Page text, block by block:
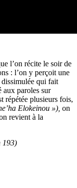
l’on récite le soir de
: l’on y perçoit une
dissimulée qui fait
aux paroles sur
répétée plusieurs fois,
Elokeinou »), on
revient à la
193)